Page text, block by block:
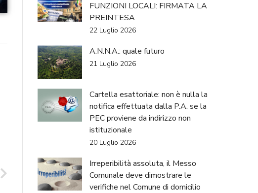
FUNZIONI LOCALI: FIRMATA LA
PREINTESA
22 Luglio 2026
A.N.N.A.: quale futuro
21 Luglio 2026
Cartella esattoriale: non è nulla la
notifica effettuata dalla P.A. se la
PEC proviene da indirizzo non
istituzionale
20 Luglio 2026
Irreperibilità assoluta, il Messo
Comunale deve dimostrare le
verifiche nel Comune di domicilio